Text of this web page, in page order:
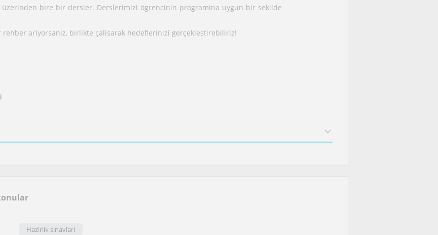
üzerinden bire bir dersler. Derslerimizi ögrencinin programina uygun bir sekilde
rehber ariyorsaniz, birlikte çalisarak hedeflerinizi gerçeklestirebiliriz!
Hazirlik sinavlari